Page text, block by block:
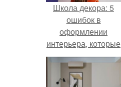
Школа декора: 5
ошибок в
оформлении
интерьера, которые
допускают почти
все новички!